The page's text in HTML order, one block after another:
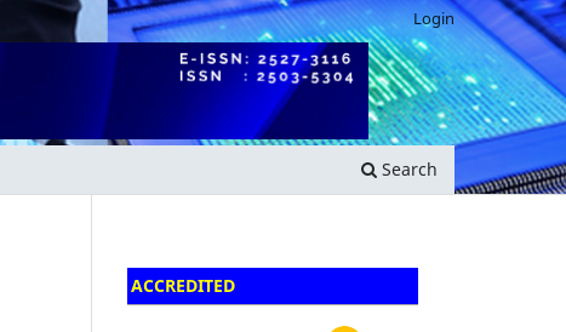
Search
Login
ACCREDITED